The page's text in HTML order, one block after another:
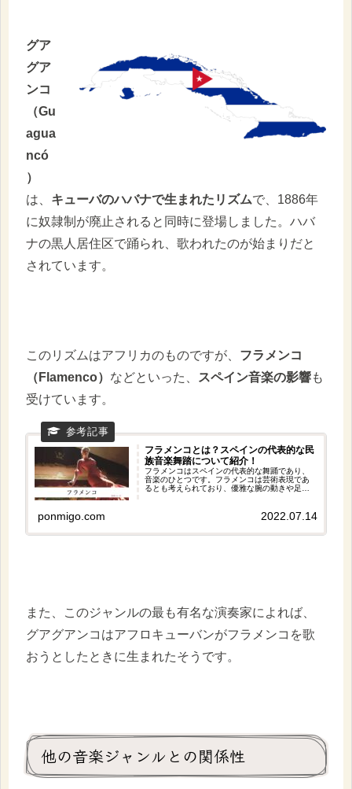
グア
グア
ンコ
（Gu
agua
ncó
）
は、 キューバのハバナで生まれたリズムで、1886年
に奴隷制が廃止されると同時に登場しました。ハバ
ナの黒人居住区で踊られ、歌われたのが始まりだと
されています。
このリズムはアフリカのものですが、 フラメンコ
（Flamenco） などといった、 スペイン音楽の影響も
受けています。
フラメンコとは？スペインの代表的な民
族音楽舞踏について紹介！
フラメンコはスペインの代表的な舞踊であり、
音楽のひとつです。フラメンコは芸術表現であ
るとも考えられており、優雅な腕の動きや足さ
繰り返しや倒置法、休止などさまざまなテクニ
ponmigo.com 2022.07.14
また、このジャンルの最も有名な演奏家によれば、
グアグアンコはアフロキューバンがフラメンコを歌
おうとしたときに生まれたそうです。
他の音楽ジャンルとの関係性